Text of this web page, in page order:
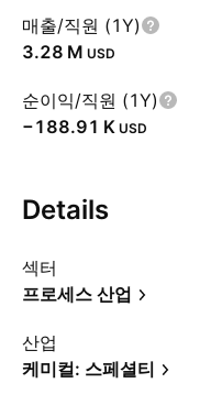
매출/직원 (1Y)
‪3.28 M‬ USD
순이익/직원 (1Y)
‪−188.91 K‬ USD
Details
섹터
프로세스 산업
산업
케미컬: 스페셜티